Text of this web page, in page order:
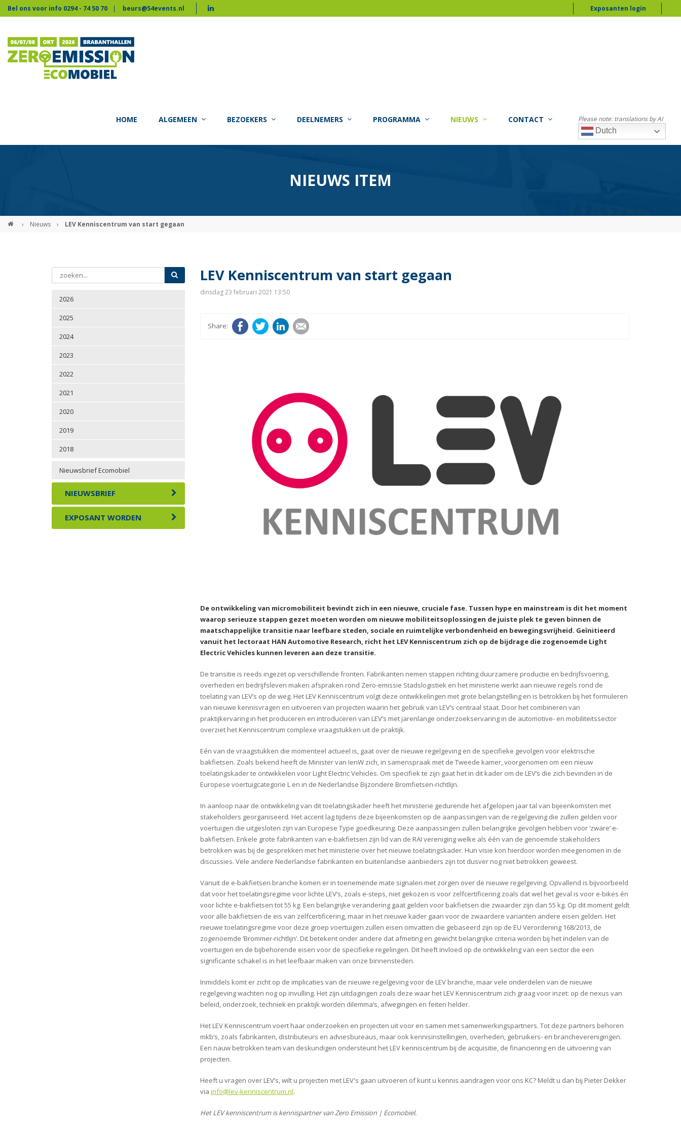
Bel ons voor info 0294 - 74 50 70 beurs@54events.nl Exposanten login
HOME ALGEMEEN BEZOEKERS DEELNEMERS PROGRAMMA NIEUWS CONTACT
Dutch
Please note: translations by AI
NIEUWS ITEM
› Nieuws › LEV Kenniscentrum van start gegaan
2026
2025
2024
2023
2022
2021
2020
2019
2018
Nieuwsbrief Ecomobiel
NIEUWSBRIEF
EXPOSANT WORDEN
LEV Kenniscentrum van start gegaan
dinsdag 23 februari 2021 13:50
FacebookTwitterLinkedInE-mail
De ontwikkeling van micromobiliteit bevindt zich in een nieuwe, cruciale fase. Tussen hype en mainstream is dit het moment
waarop serieuze stappen gezet moeten worden om nieuwe mobiliteitsoplossingen de juiste plek te geven binnen de
maatschappelijke transitie naar leefbare steden, sociale en ruimtelijke verbondenheid en bewegingsvrijheid. Geïnitieerd
vanuit het lectoraat HAN Automotive Research, richt het LEV Kenniscentrum zich op de bijdrage die zogenoemde Light
Electric Vehicles kunnen leveren aan deze transitie.
De transitie is reeds ingezet op verschillende fronten. Fabrikanten nemen stappen richting duurzamere productie en bedrijfsvoering,
overheden en bedrijfsleven maken afspraken rond Zero-emissie Stadslogistiek en het ministerie werkt aan nieuwe regels rond de
toelating van LEV’s op de weg. Het LEV Kenniscentrum volgt deze ontwikkelingen met grote belangstelling en is betrokken bij het formuleren
van nieuwe kennisvragen en uitvoeren van projecten waarin het gebruik van LEV’s centraal staat. Door het combineren van
praktijkervaring in het produceren en introduceren van LEV’s met jarenlange onderzoekservaring in de automotive- en mobiliteitssector
overziet het Kenniscentrum complexe vraagstukken uit de praktijk.
Eén van de vraagstukken die momenteel actueel is, gaat over de nieuwe regelgeving en de specifieke gevolgen voor elektrische
bakfietsen. Zoals bekend heeft de Minister van IenW zich, in samenspraak met de Tweede kamer, voorgenomen om een nieuw
toelatingskader te ontwikkelen voor Light Electric Vehicles. Om specifiek te zijn gaat het in dit kader om de LEV’s die zich bevinden in de
Europese voertuigcategorie L en in de Nederlandse Bijzondere Bromfietsen-richtlijn.
In aanloop naar de ontwikkeling van dit toelatingskader heeft het ministerie gedurende het afgelopen jaar tal van bijeenkomsten met
stakeholders georganiseerd. Het accent lag tijdens deze bijeenkomsten op de aanpassingen van de regelgeving die zullen gelden voor
voertuigen die uitgesloten zijn van Europese Type goedkeuring. Deze aanpassingen zullen belangrijke gevolgen hebben voor ‘zware’ e-
bakfietsen. Enkele grote fabrikanten van e-bakfietsen zijn lid van de RAI vereniging welke als één van de genoemde stakeholders
betrokken was bij de gesprekken met het ministerie over het nieuwe toelatingskader. Hun visie kon hierdoor worden meegenomen in de
discussies. Vele andere Nederlandse fabrikanten en buitenlandse aanbieders zijn tot dusver nog niet betrokken geweest.
Vanuit de e-bakfietsen branche komen er in toenemende mate signalen met zorgen over de nieuwe regelgeving. Opvallend is bijvoorbeeld
dat voor het toelatingsregime voor lichte LEV’s, zoals e-steps, niet gekozen is voor zelfcertificering zoals dat wel het geval is voor e-bikes én
voor lichte e-bakfietsen tot 55 kg. Een belangrijke verandering gaat gelden voor bakfietsen die zwaarder zijn dan 55 kg. Op dit moment geldt
voor alle bakfietsen de eis van zelfcertificering, maar in het nieuwe kader gaan voor de zwaardere varianten andere eisen gelden. Het
nieuwe toelatingsregime voor deze groep voertuigen zullen eisen omvatten die gebaseerd zijn op de EU Verordening 168/2013, de
zogenoemde ‘Brommer-richtlijn’. Dit betekent onder andere dat afmeting en gewicht belangrijke criteria worden bij het indelen van de
voertuigen en de bijbehorende eisen voor de specifieke regelingen. Dit heeft invloed op de ontwikkeling van een sector die een
significante schakel is in het leefbaar maken van onze binnensteden.
Inmiddels komt er zicht op de implicaties van de nieuwe regelgeving voor de LEV branche, maar vele onderdelen van de nieuwe
regelgeving wachten nog op invulling. Het zijn uitdagingen zoals deze waar het LEV Kenniscentrum zich graag voor inzet: op de nexus van
beleid, onderzoek, techniek en praktijk worden dilemma’s, afwegingen en feiten helder.
Het LEV Kenniscentrum voert haar onderzoeken en projecten uit voor en samen met samenwerkingspartners. Tot deze partners behoren
mkb’s, zoals fabrikanten, distributeurs en adviesbureaus, maar ook kennisinstellingen, overheden, gebruikers- en brancheverenigingen.
Een nauw betrokken team van deskundigen ondersteunt het LEV kenniscentrum bij de acquisitie, de financiering en de uitvoering van
projecten.
Heeft u vragen over LEV’s, wilt u projecten met LEV's gaan uitvoeren of kunt u kennis aandragen voor ons KC? Meldt u dan bij Pieter Dekker
via info@lev-kenniscentrum.nl.
Het LEV kenniscentrum is kennispartner van Zero Emission | Ecomobiel.